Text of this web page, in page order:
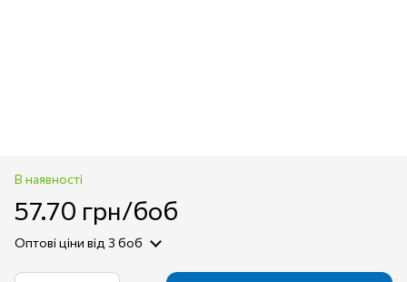
В наявності
57.70 грн/боб
Оптові ціни від 3 боб